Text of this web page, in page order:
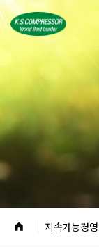
지속가능경영